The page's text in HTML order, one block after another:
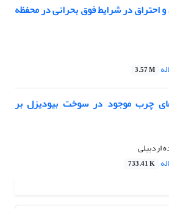
احتراق در شرایط فوق ‌بحرانی در محفظه
3.57 M
چرب موجود در سوخت بیودیزل بر
اردبیلی
733.41 K